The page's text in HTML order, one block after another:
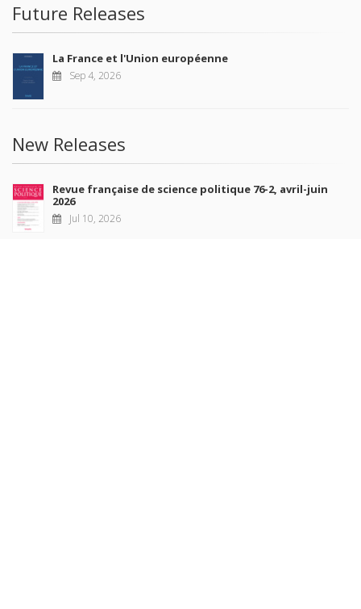
Future Releases
La France et l'Union européenne
Sep 4, 2026
New Releases
Revue française de science politique 76-2, avril-juin
2026
Jul 10, 2026